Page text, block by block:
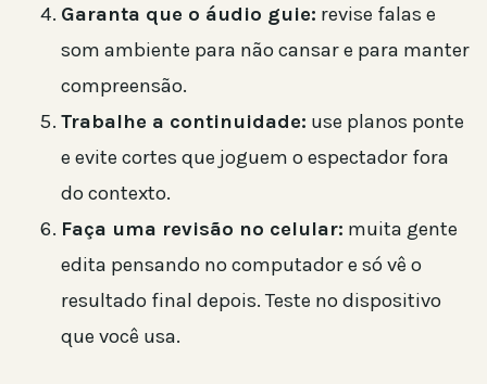
Garanta que o áudio guie: revise falas e
som ambiente para não cansar e para manter
compreensão.
Trabalhe a continuidade: use planos ponte
e evite cortes que joguem o espectador fora
do contexto.
Faça uma revisão no celular: muita gente
edita pensando no computador e só vê o
resultado final depois. Teste no dispositivo
que você usa.